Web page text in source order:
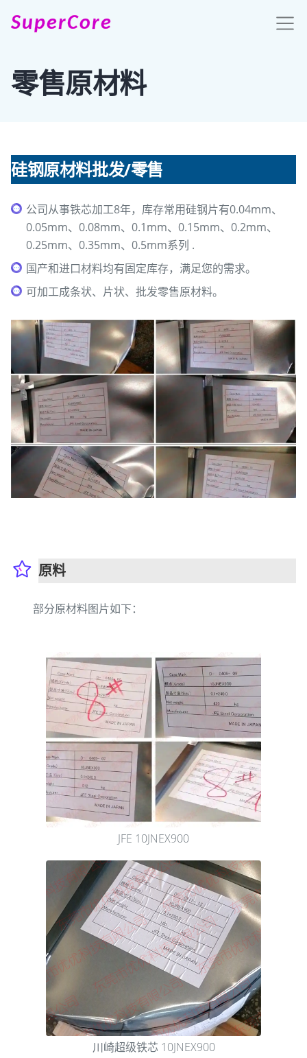
SuperCore
零售原材料
硅钢原材料批发/零售
公司从事铁芯加工8年，库存常用硅钢片有0.04mm、
0.05mm、0.08mm、0.1mm、0.15mm、0.2mm、
0.25mm、0.35mm、0.5mm系列 .
国产和进口材料均有固定库存，满足您的需求。
可加工成条状、片状、批发零售原材料。
原料
部分原材料图片如下：
JFE 10JNEX900
川崎超级铁芯 10JNEX900